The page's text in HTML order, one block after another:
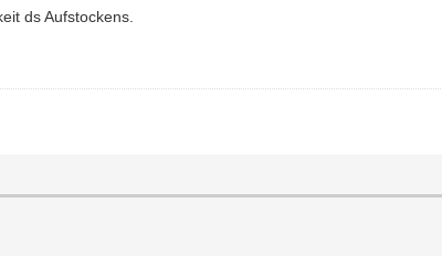
ds Aufstockens.